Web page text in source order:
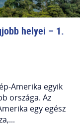
helyei – 1.
Amerika egyik
országa. Az
egy egész